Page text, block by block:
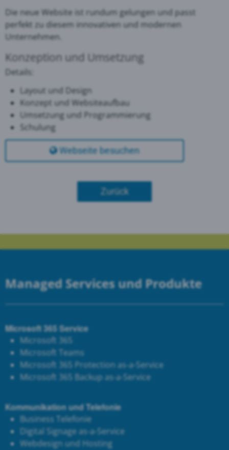
Die neue Website ist rundum gelungen und passt
perfekt zu diesem innovativen und modernen
Unternehmen.
Konzeption und Umsetzung
Details:
Layout und Design
Konzept und Websiteaufbau
Umsetzung und Programmierung
Schulung
Webseite besuchen
Zurück
Managed Services und Produkte
Microsoft 365 Service
Microsoft 365
Microsoft Teams
Microsoft 365 Protection as-a-Service
Microsoft 365 Backup as-a-Service
Kommunikation und Telefonie
Business Telefonie
Digital Signage as-a-Service
Webdesign und Hosting